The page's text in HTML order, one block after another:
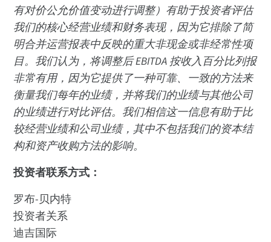
有对价公允价值变动进行调整）有助于投资者评估
我们的核心经营业绩和财务表现，因为它排除了简
明合并运营报表中反映的重大非现金或非经常性项
目。我们认为，将调整后 EBITDA 按收入百分比列报
非常有用，因为它提供了一种可靠、一致的方法来
衡量我们每年的业绩，并将我们的业绩与其他公司
的业绩进行对比评估。我们相信这一信息有助于比
较经营业绩和公司业绩，其中不包括我们的资本结
构和资产收购方法的影响。
投资者联系方式：
罗布-贝内特
投资者关系
迪吉国际